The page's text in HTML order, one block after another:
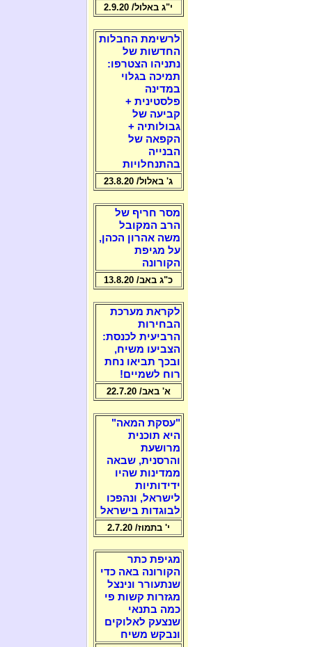
י"ג באלול/ 2.9.20
לרשימת החבלות
החדשות של
נתניהו הצטרפו:
תמיכה בגלוי
במדינה
פלסטינית +
קביעה של
גבולותיה +
הקפאה של
הבנייה
בהתנחלויות
ג' באלול/ 23.8.20
מסר חריף של
הרב המקובל
משה אהרון הכהן,
על מגיפת
הקורונה
כ"ג באב/ 13.8.20
לקראת מערכת
הבחירות
הרביעית לכנסת:
הצביעו משיח,
ובכך תביאו נחת
רוח לשמיים!
א' באב/ 22.7.20
"עסקת המאה"
היא תוכנית
מרושעת
והרסנית, שבאה
ממדינות שהיו
ידידותיות
לישראל, ונהפכו
לבוגדות בישראל
י' בתמוז/ 2.7.20
מגיפת כתר
הקורונה באה כדי
שנתעורר ונינצל
מגזרות קשות פי
כמה בתנאי
שנצעק לאלוקים
ונבקש משיח